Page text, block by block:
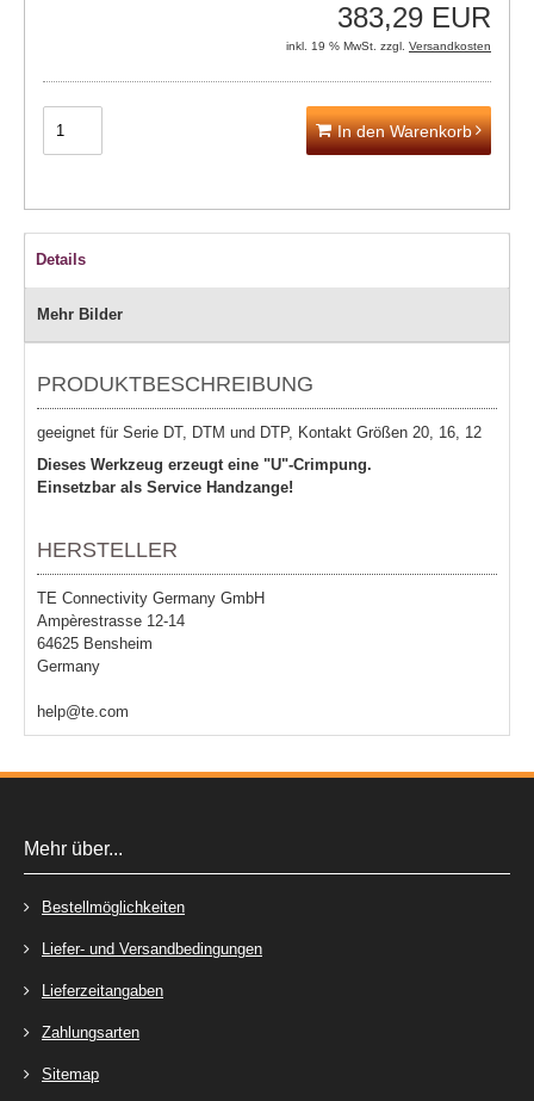
383,29 EUR
inkl. 19 % MwSt. zzgl. Versandkosten
In den Warenkorb
Details
Mehr Bilder
PRODUKTBESCHREIBUNG
geeignet für Serie DT, DTM und DTP, Kontakt Größen 20, 16, 12
Dieses Werkzeug erzeugt eine "U"-Crimpung.
Einsetzbar als Service Handzange!
HERSTELLER
TE Connectivity Germany GmbH
Ampèrestrasse 12-14
64625 Bensheim
Germany
help@te.com
Mehr über...
Bestellmöglichkeiten
Liefer- und Versandbedingungen
Lieferzeitangaben
Zahlungsarten
Sitemap